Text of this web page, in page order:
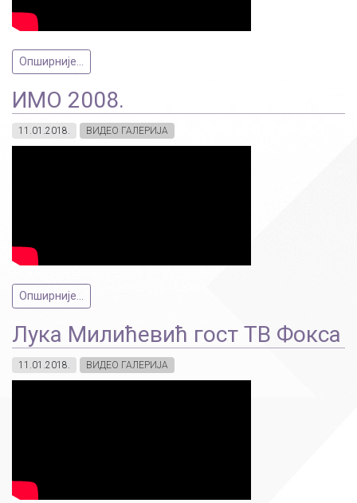
Опширније...
ИМО 2008.
11.01.2018. ВИДЕО ГАЛЕРИЈА
Опширније...
Лука Милићевић гост ТВ Фокса
11.01.2018. ВИДЕО ГАЛЕРИЈА